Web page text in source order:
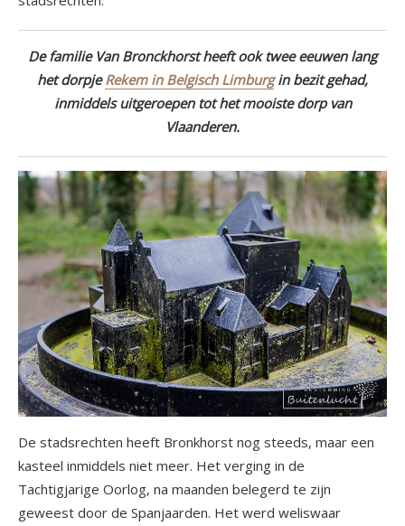
De familie Van Bronckhorst heeft ook twee eeuwen lang
het dorpjeRekem in Belgisch Limburgin bezit gehad,
inmiddels uitgeroepen tot het mooiste dorp van
Vlaanderen.
De stadsrechten heeft Bronkhorst nog steeds, maar een
kasteel inmiddels niet meer. Het verging in de
Tachtigjarige Oorlog, na maanden belegerd te zijn
geweest door de Spanjaarden. Het werd weliswaar